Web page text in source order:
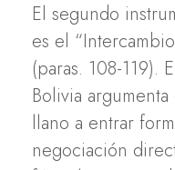
El segundo
es el
(paras. 108-119).
Bolivia
llano a entrar
negociación